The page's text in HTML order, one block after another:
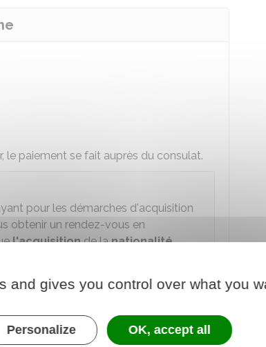
le paiement se fait auprès du consulat.
pour les démarches d'acquisition
obtenir un rendez-vous en
l'acquisitionde lanationalité
française
and gives you control over what you
Personalize OK, accept all